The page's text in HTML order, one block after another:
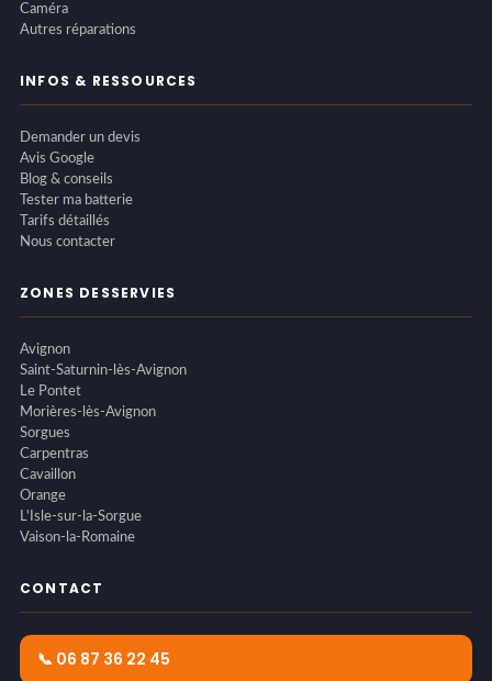
Caméra
Autres réparations
INFOS & RESSOURCES
Demander un devis
Avis Google
Blog & conseils
Tester ma batterie
Tarifs détaillés
Nous contacter
ZONES DESSERVIES
Avignon
Saint-Saturnin-lès-Avignon
Le Pontet
Morières-lès-Avignon
Sorgues
Carpentras
Cavaillon
Orange
L'Isle-sur-la-Sorgue
Vaison-la-Romaine
CONTACT
📞 06 87 36 22 45